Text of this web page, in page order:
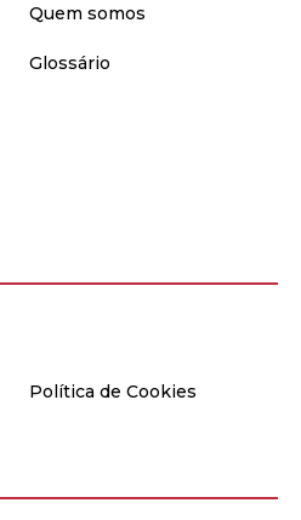
Quem somos
Glossário
Política de Cookies